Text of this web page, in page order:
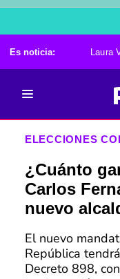
Es noticia: Laura
ELECCIONES
¿Cuánto
Carlos
nuevo
El nuevo
República
Decreto 898,